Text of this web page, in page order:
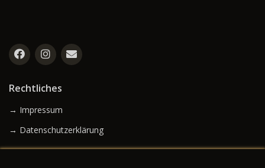
Rechtliches
→ Impressum
→ Datenschutzerklärung